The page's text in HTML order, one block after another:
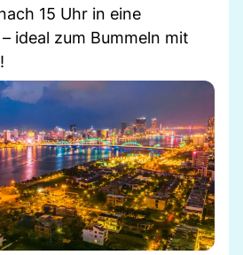
15 Uhr in eine
ideal zum Bummeln mit